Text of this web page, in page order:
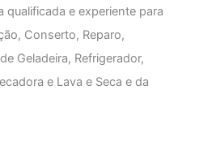
qualificada e experiente para
Conserto, Reparo,
Geladeira, Refrigerador,
e Lava e Seca e da